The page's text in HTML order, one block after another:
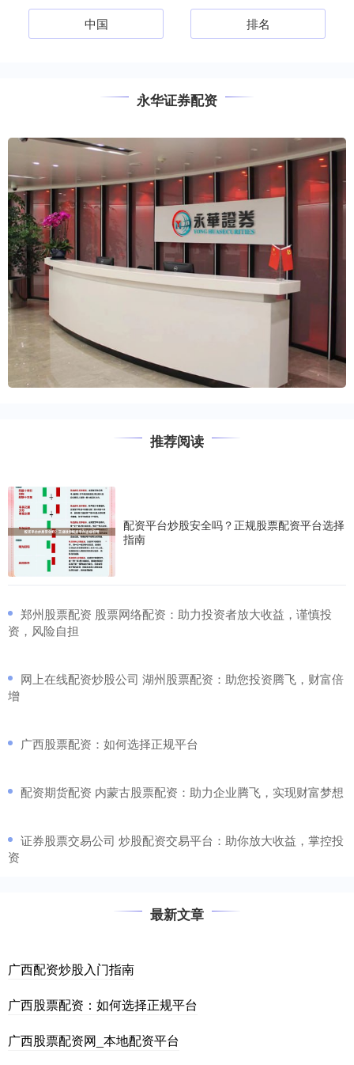
中国 排名
永华证券配资
推荐阅读
配资平台炒股安全吗？正规股票配资平台选择
指南
​郑州股票配资 股票网络配资：助力投资者放大收益，谨慎投
资，风险自担
​网上在线配资炒股公司 湖州股票配资：助您投资腾飞，财富倍
增
​广西股票配资：如何选择正规平台
​配资期货配资 内蒙古股票配资：助力企业腾飞，实现财富梦想
​证券股票交易公司 炒股配资交易平台：助你放大收益，掌控投
资
最新文章
广西配资炒股入门指南
广西股票配资：如何选择正规平台
广西股票配资网_本地配资平台